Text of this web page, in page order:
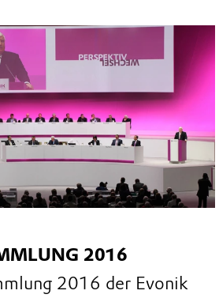
2016
2016 der Evonik